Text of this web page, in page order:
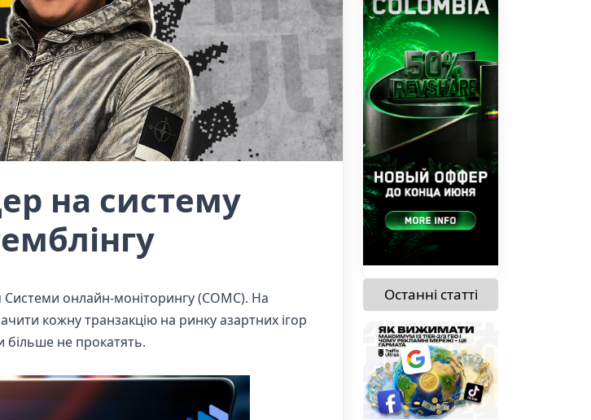
на систему
Системи онлайн-моніторингу (СОМС). На
кожну транзакцію на ринку азартних ігор
більше не прокатять.
Останні статті